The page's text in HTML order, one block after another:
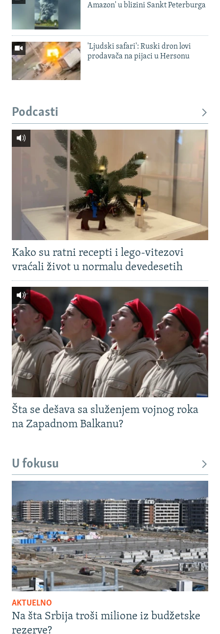
Amazon' u blizini Sankt Peterburga
'Ljudski safari': Ruski dron lovi
prodavača na pijaci u Hersonu
Podcasti
Kako su ratni recepti i lego-vitezovi
vraćali život u normalu devedesetih
Šta se dešava sa služenjem vojnog roka
na Zapadnom Balkanu?
U fokusu
AKTUELNO
Na šta Srbija troši milione iz budžetske
rezerve?